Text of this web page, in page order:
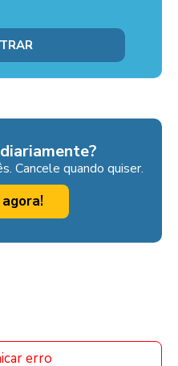
Cancele quando quiser.
erro